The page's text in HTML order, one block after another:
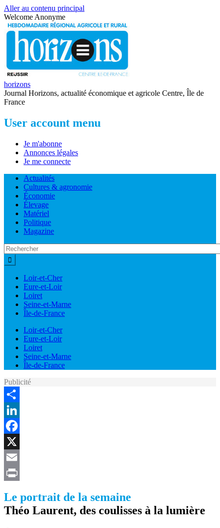
Aller au contenu principal
Welcome Anonyme
horizons
Journal Horizons, actualité économique et agricole Centre, Île de
France
User account menu
Je m'abonne
Annonces légales
Je me connecte
Actualités
Cultures & agronomie
Économie
Élevage
Matériel
Politique
Magazine
Loir-et-Cher
Eure-et-Loir
Loiret
Seine-et-Marne
Île-de-France
Loir-et-Cher
Eure-et-Loir
Loiret
Seine-et-Marne
Île-de-France
Publicité
Share
LinkedIn
Facebook
X
Email
Le portrait de la semaine
Théo Laurent, des coulisses à la lumière